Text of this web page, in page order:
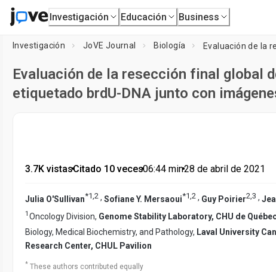
Investigación Educación Business
Investigación JoVE Journal Biología
Evaluación de la resección final global
etiquetado brdU-DNA junto con
3.7K vistas•Citado 10 veces•06:44 min•28 de abril de 2021
Julia O'Sullivan*1,2 , Sofiane Y. Mersaoui*1,2 , Guy Poirier2,3 ,
1 Oncology Division, Genome Stability Laboratory, CHU de
Biology, Medical Biochemistry, and Pathology, Laval University
Research Center, CHUL Pavilion
* These authors contributed equally